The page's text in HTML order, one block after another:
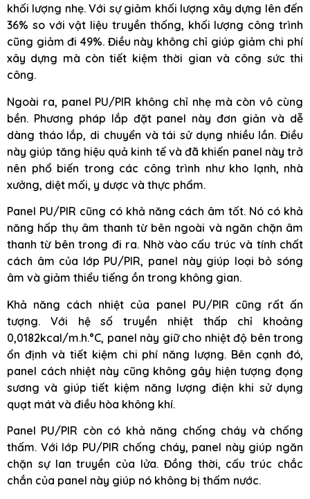
khối lượng nhẹ. Với sự giảm khối lượng xây dựng lên đến
36% so với vật liệu truyền thống, khối lượng công trình
cũng giảm đi 49%. Điều này không chỉ giúp giảm chi phí
xây dựng mà còn tiết kiệm thời gian và công sức thi
công.
Ngoài ra, panel PU/PIR không chỉ nhẹ mà còn vô cùng
bền. Phương pháp lắp đặt panel này đơn giản và dễ
dàng tháo lắp, di chuyển và tái sử dụng nhiều lần. Điều
này giúp tăng hiệu quả kinh tế và đã khiến panel này trở
nên phổ biến trong các công trình như kho lạnh, nhà
xưởng, diệt mối, y dược và thực phẩm.
Panel PU/PIR cũng có khả năng cách âm tốt. Nó có khả
năng hấp thụ âm thanh từ bên ngoài và ngăn chặn âm
thanh từ bên trong đi ra. Nhờ vào cấu trúc và tính chất
cách âm của lớp PU/PIR, panel này giúp loại bỏ sóng
âm và giảm thiểu tiếng ồn trong không gian.
Khả năng cách nhiệt của panel PU/PIR cũng rất ấn
tượng. Với hệ số truyền nhiệt thấp chỉ khoảng
0,0182kcal/m.h.°C, panel này giữ cho nhiệt độ bên trong
ổn định và tiết kiệm chi phí năng lượng. Bên cạnh đó,
panel cách nhiệt này cũng không gây hiện tượng đọng
sương và giúp tiết kiệm năng lượng điện khi sử dụng
quạt mát và điều hòa không khí.
Panel PU/PIR còn có khả năng chống cháy và chống
thấm. Với lớp PU/PIR chống cháy, panel này giúp ngăn
chặn sự lan truyền của lửa. Đồng thời, cấu trúc chắc
chắn của panel này giúp nó không bị thấm nước.